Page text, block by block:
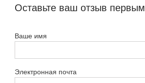
Оставьте ваш отзыв первым
Ваше имя
Электронная почта